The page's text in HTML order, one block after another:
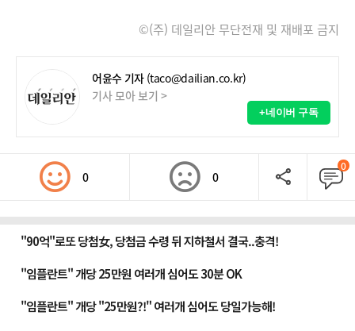
©(주) 데일리안 무단전재 및 재배포 금지
어윤수 기자 (taco@dailian.co.kr)
기사 모아 보기 >
+네이버 구독
0 0
0